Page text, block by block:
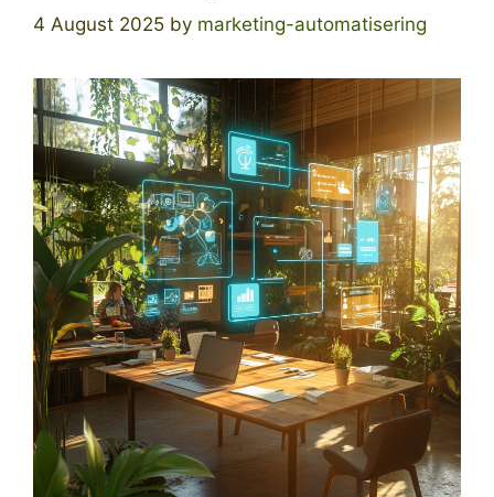
4 August 2025 by marketing-automatisering